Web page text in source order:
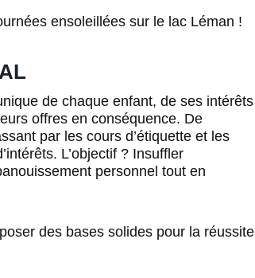
ensoleillées sur le lac Léman !
de chaque enfant, de ses intérêts
offres en conséquence. De
par les cours d’étiquette et les
L’objectif ? Insuffler
personnel tout en
des bases solides pour la réussite